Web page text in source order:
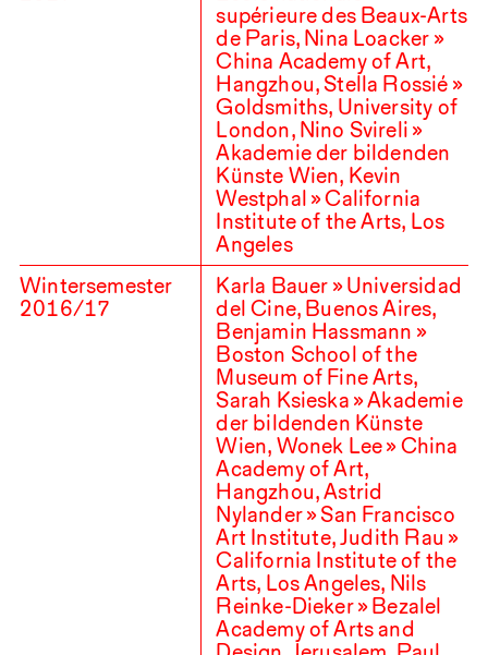
supérieure des Beaux-Arts
de Paris, Nina Loacker »
China Academy of Art,
Hangzhou, Stella Rossié »
Goldsmiths, University of
London, Nino Svireli »
Akademie der bildenden
Künste Wien, Kevin
Westphal » California
Institute of the Arts, Los
Angeles
Wintersemester
2016/17
Karla Bauer » Universidad
del Cine, Buenos Aires,
Benjamin Hassmann »
Boston School of the
Museum of Fine Arts,
Sarah Ksieska » Akademie
der bildenden Künste
Wien, Wonek Lee » China
Academy of Art,
Hangzhou, Astrid
Nylander » San Francisco
Art Institute, Judith Rau »
California Institute of the
Arts, Los Angeles, Nils
Reinke-Dieker » Bezalel
Academy of Arts and